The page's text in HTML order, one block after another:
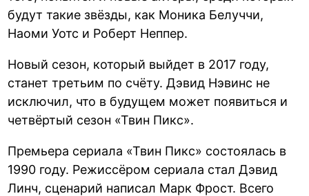
будут такие звёзды, как Моника Белуччи,
Наоми Уотс и Роберт Неппер.
Новый сезон, который выйдет в 2017 году,
станет третьим по счёту. Дэвид Нэвинс не
исключил, что в будущем может появиться и
четвёртый сезон «Твин Пикс».
Премьера сериала «Твин Пикс» состоялась в
1990 году. Режиссёром сериала стал Дэвид
Линч, сценарий написал Марк Фрост. Всего